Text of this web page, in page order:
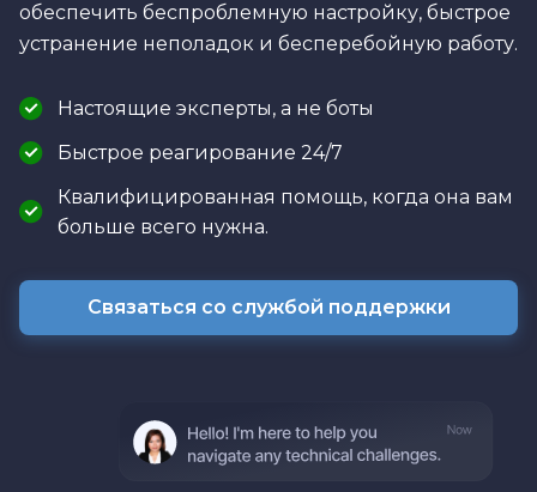
обеспечить беспроблемную настройку, быстрое
устранение неполадок и бесперебойную работу.
Настоящие эксперты, а не боты
Быстрое реагирование 24/7
Квалифицированная помощь, когда она вам
больше всего нужна.
Связаться со службой поддержки